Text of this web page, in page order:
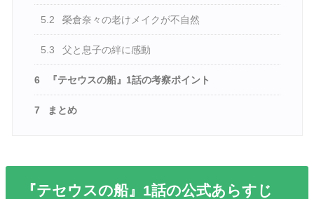
5.2 榮倉奈々の老けメイクが不自然
5.3 父と息子の絆に感動
6 『テセウスの船』1話の考察ポイント
7 まとめ
『テセウスの船』1話の公式あらすじ